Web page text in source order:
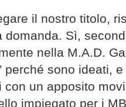
il nostro titolo,
domanda. Sì,
nella M.A.D.
perché sono ideati,
con un apposito
impiegato per i